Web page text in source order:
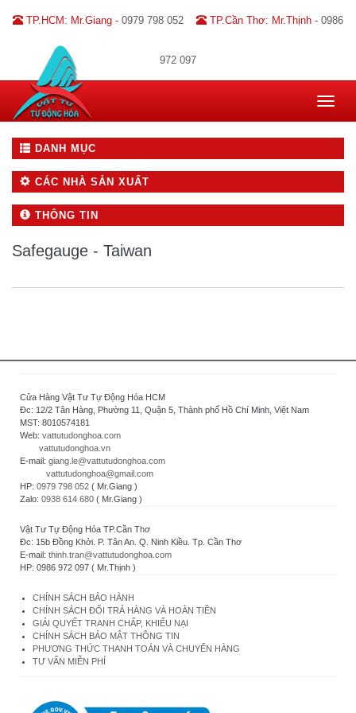
TP.HCM: Mr.Giang - 0979 798 052 TP.Cần Thơ: Mr.Thịnh - 0986
972 097
Toggle
DANH MỤC
CÁC NHÀ SẢN XUẤT
THÔNG TIN
Safegauge - Taiwan
Cửa Hàng Vật Tư Tự Động Hóa HCM
Đc: 12/2 Tân Hàng, Phường 11, Quận 5, Thành phố Hồ Chí Minh, Việt Nam
MST: 8010574181
Web: vattutudonghoa.com
vattutudonghoa.vn
E-mail: giang.le@vattutudonghoa.com
vattutudonghoa@gmail.com
HP: 0979 798 052 ( Mr.Giang )
Zalo: 0938 614 680 ( Mr.Giang )
Vật Tư Tự Động Hóa TP.Cần Thơ
Đc: 15b Đồng Khởi. P. Tân An. Q. Ninh Kiều. Tp. Cần Thơ
E-mail: thinh.tran@vattutudonghoa.com
HP: 0986 972 097 ( Mr.Thịnh )
CHÍNH SÁCH BẢO HÀNH
CHÍNH SÁCH ĐỔI TRẢ HÀNG VÀ HOÀN TIỀN
GIẢI QUYẾT TRANH CHẤP, KHIẾU NẠI
CHÍNH SÁCH BẢO MẬT THÔNG TIN
PHƯƠNG THỨC THANH TOÁN VÀ CHUYỂN HÀNG
TƯ VẤN MIỄN PHÍ